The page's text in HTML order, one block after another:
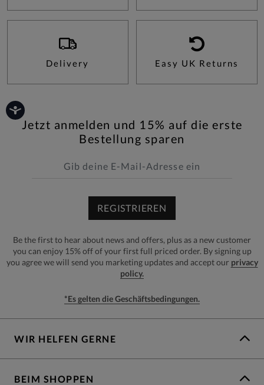
Delivery Easy UK Returns
Jetzt anmelden und 15% auf die erste
Bestellung sparen
REGISTRIEREN
Be the first to hear about news and offers, plus as a new customer
you can enjoy 15% off of your first full priced order. By signing up
you agree we will send you marketing updates and accept our privacy
policy.
*Es gelten die Geschäftsbedingungen.
WIR HELFEN GERNE
BEIM SHOPPEN